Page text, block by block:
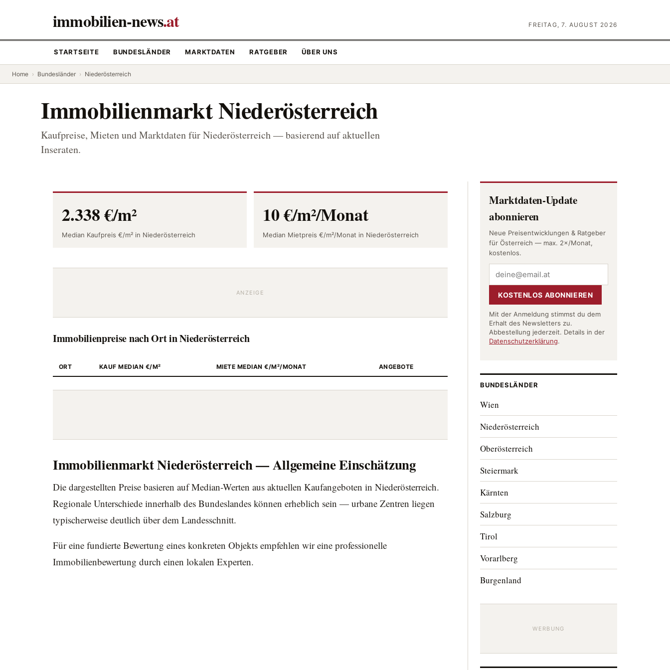
immobilien-news.at FREITAG, 7. AUGUST 2026
STARTSEITE BUNDESLÄNDER MARKTDATEN RATGEBER ÜBER UNS
Home › Bundesländer › Niederösterreich
Immobilienmarkt Niederösterreich
Kaufpreise, Mieten und Marktdaten für Niederösterreich — basierend auf aktuellen
Inseraten.
2.338 €/m²
Median Kaufpreis €/m² in Niederösterreich
10 €/m²/Monat
Median Mietpreis €/m²/Monat in Niederösterreich
ANZEIGE
Immobilienpreise nach Ort in Niederösterreich
ORT KAUF MEDIAN €/M² MIETE MEDIAN €/M²/MONAT ANGEBOTE
Immobilienmarkt Niederösterreich — Allgemeine Einschätzung
Die dargestellten Preise basieren auf Median-Werten aus aktuellen Kaufangeboten in Niederösterreich.
Regionale Unterschiede innerhalb des Bundeslandes können erheblich sein — urbane Zentren liegen
typischerweise deutlich über dem Landesschnitt.
Für eine fundierte Bewertung eines konkreten Objekts empfehlen wir eine professionelle
Immobilienbewertung durch einen lokalen Experten.
Marktdaten-Update
abonnieren
Neue Preisentwicklungen & Ratgeber
für Österreich — max. 2×/Monat,
kostenlos.
KOSTENLOS ABONNIEREN
Mit der Anmeldung stimmst du dem
Erhalt des Newsletters zu.
Abbestellung jederzeit. Details in der
Datenschutzerklärung.
BUNDESLÄNDER
Wien
Niederösterreich
Oberösterreich
Steiermark
Kärnten
Salzburg
Tirol
Vorarlberg
Burgenland
WERBUNG